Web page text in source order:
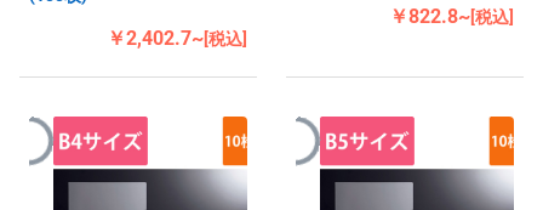
￥2,402.7~[税込]
￥822.8~[税込]